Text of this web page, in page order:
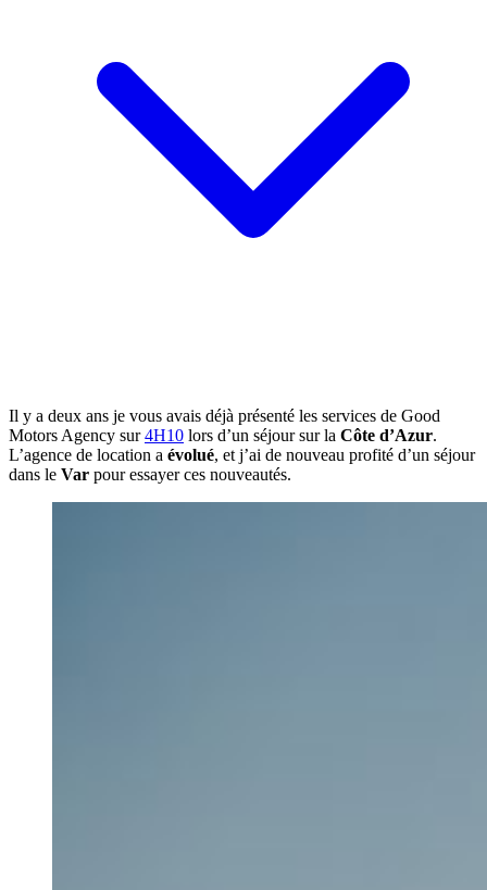
Il y a deux ans je vous avais déjà présenté les services de Good
Motors Agency sur4H10 lors d’un séjour sur la Côte d’Azur.
L’agence de location a évolué, et j’ai de nouveau profité d’un séjour
dans le Var pour essayer ces nouveautés.